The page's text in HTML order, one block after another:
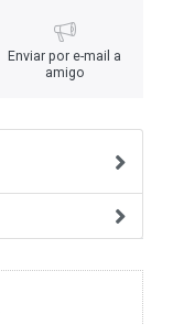
Enviar por e-mail a
amigo